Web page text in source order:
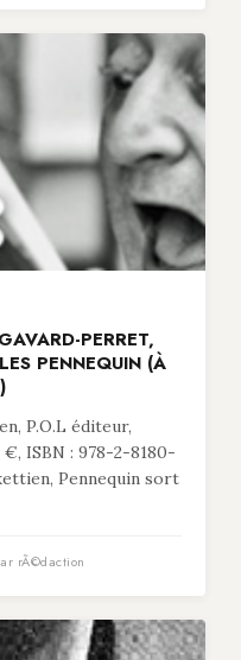
PERRET,
PENNEQUIN (À
P.O.L éditeur,
€, ISBN : 978-2-8180-
Pennequin sort
rÃ©daction